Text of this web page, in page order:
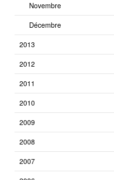
Novembre
Décembre
2013
2012
2011
2010
2009
2008
2007